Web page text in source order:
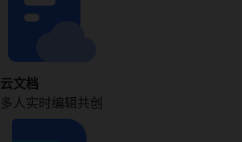
云文档
多人实时编辑共创